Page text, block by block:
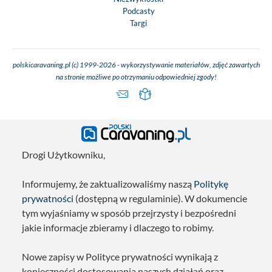
Podcasty
Targi
polskicaravaning.pl (c) 1999-2026 - wykorzystywanie materiałów, zdjęć zawartych
na stronie możliwe po otrzymaniu odpowiedniej zgody!
Drogi Użytkowniku,
Informujemy, że zaktualizowaliśmy naszą Politykę
prywatności (dostępną w regulaminie). W dokumencie
tym wyjaśniamy w sposób przejrzysty i bezpośredni
jakie informacje zbieramy i dlaczego to robimy.
Nowe zapisy w Polityce prywatności wynikają z